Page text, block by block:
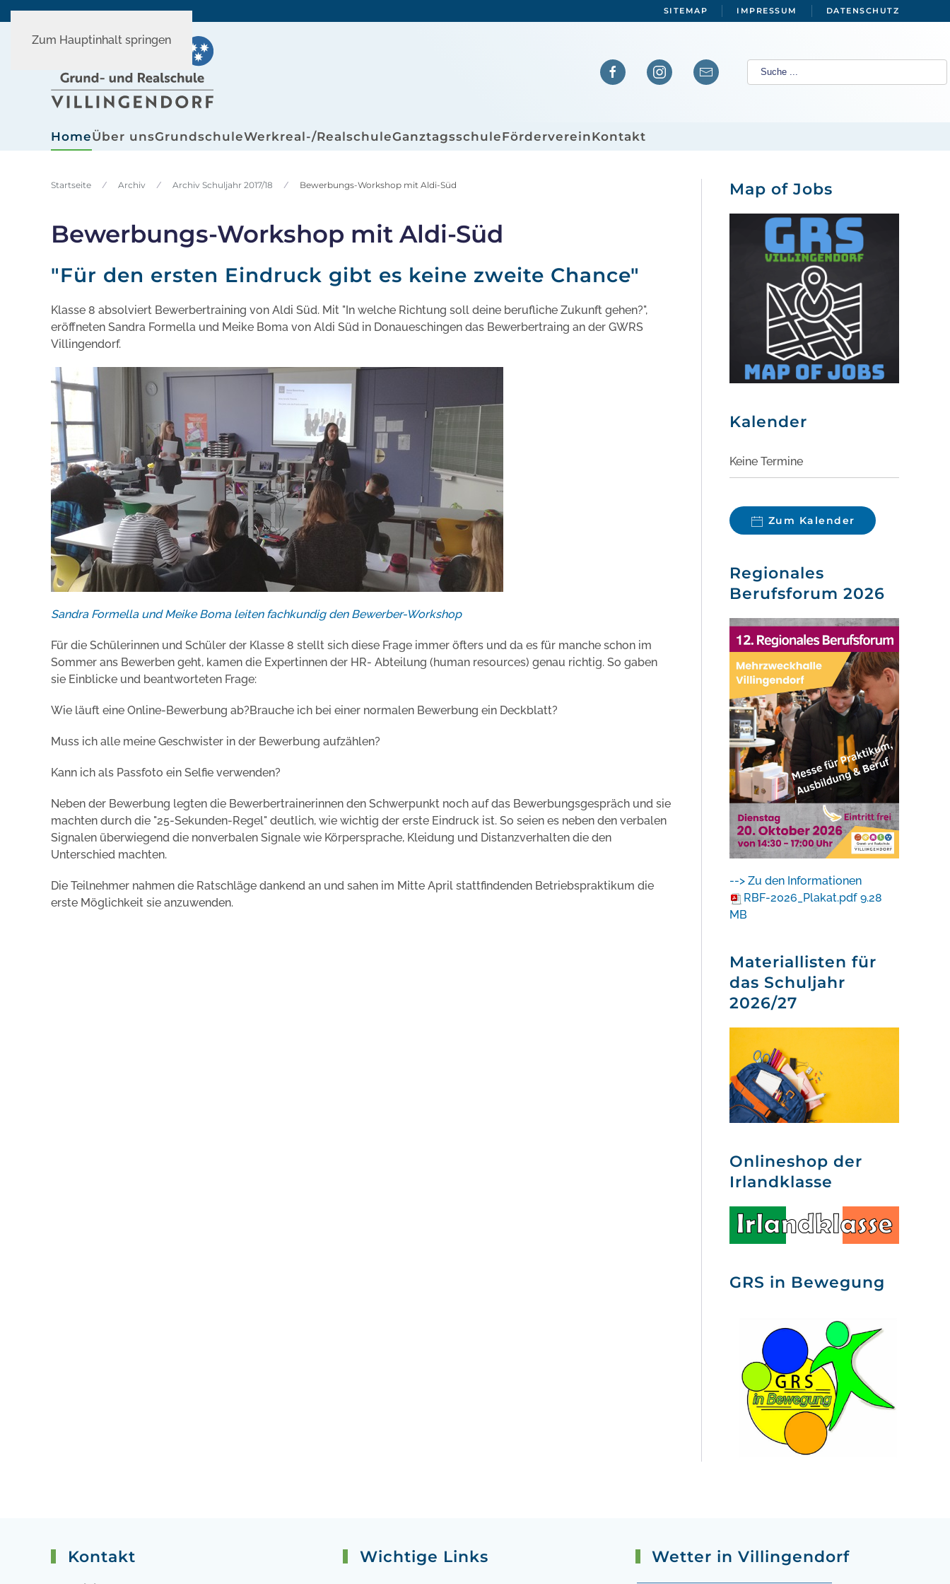
Zum Hauptinhalt springen
SITEMAP IMPRESSUM DATENSCHUTZ
HomeÜber unsGrundschuleWerkreal-/RealschuleGanztagsschuleFördervereinKontakt
Startseite Archiv Archiv Schuljahr 2017/18 Bewerbungs-Workshop mit Aldi-Süd
Bewerbungs-Workshop mit Aldi-Süd
"Für den ersten Eindruck gibt es keine zweite Chance"
Klasse 8 absolviert Bewerbertraining von Aldi Süd. Mit "In welche Richtung soll deine berufliche Zukunft gehen?",
eröffneten Sandra Formella und Meike Boma von Aldi Süd in Donaueschingen das Bewerbertraing an der GWRS
Villingendorf.
Sandra Formella und Meike Boma leiten fachkundig den Bewerber-Workshop
Für die Schülerinnen und Schüler der Klasse 8 stellt sich diese Frage immer öfters und da es für manche schon im
Sommer ans Bewerben geht, kamen die Expertinnen der HR- Abteilung (human resources) genau richtig. So gaben
sie Einblicke und beantworteten Frage:
Wie läuft eine Online-Bewerbung ab?Brauche ich bei einer normalen Bewerbung ein Deckblatt?
Muss ich alle meine Geschwister in der Bewerbung aufzählen?
Kann ich als Passfoto ein Selfie verwenden?
Neben der Bewerbung legten die Bewerbertrainerinnen den Schwerpunkt noch auf das Bewerbungsgespräch und sie
machten durch die "25-Sekunden-Regel" deutlich, wie wichtig der erste Eindruck ist. So seien es neben den verbalen
Signalen überwiegend die nonverbalen Signale wie Körpersprache, Kleidung und Distanzverhalten die den
Unterschied machten.
Die Teilnehmer nahmen die Ratschläge dankend an und sahen im Mitte April stattfindenden Betriebspraktikum die
erste Möglichkeit sie anzuwenden.
Map of Jobs
Kalender
Keine Termine
Zum Kalender
Regionales
Berufsforum 2026
--> Zu den Informationen
RBF-2026_Plakat.pdf 9.28
MB
Materiallisten für
das Schuljahr
2026/27
Onlineshop der
Irlandklasse
GRS in Bewegung
Kontakt Wichtige Links Wetter in Villingendorf